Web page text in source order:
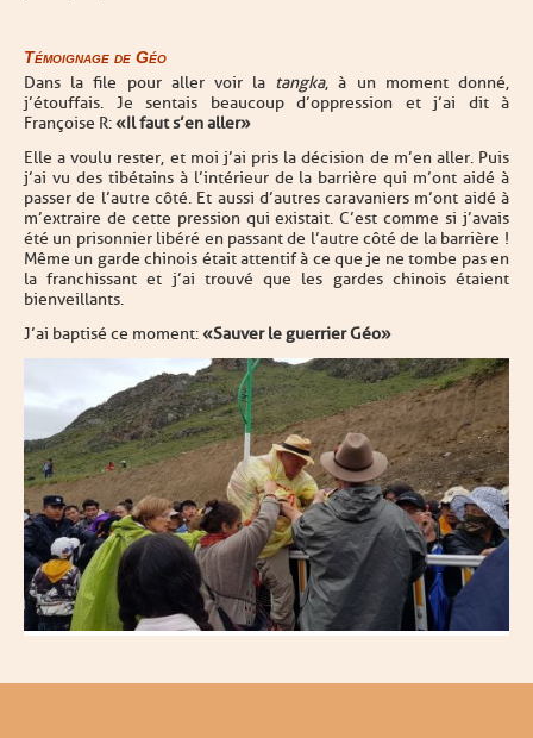
Témoignage de Géo
Dans la file pour aller voir la tangka, à un moment donné,
j’étouffais. Je sentais beaucoup d’oppression et j’ai dit à
Françoise R : « Il faut s’en aller »
Elle a voulu rester, et moi j’ai pris la décision de m’en aller. Puis
j’ai vu des tibétains à l’intérieur de la barrière qui m’ont aidé à
passer de l’autre côté. Et aussi d’autres caravaniers m’ont aidé à
m’extraire de cette pression qui existait. C’est comme si j’avais
été un prisonnier libéré en passant de l’autre côté de la barrière !
Même un garde chinois était attentif à ce que je ne tombe pas en
la franchissant et j’ai trouvé que les gardes chinois étaient
bienveillants.
J’ai baptisé ce moment : « Sauver le guerrier Géo »